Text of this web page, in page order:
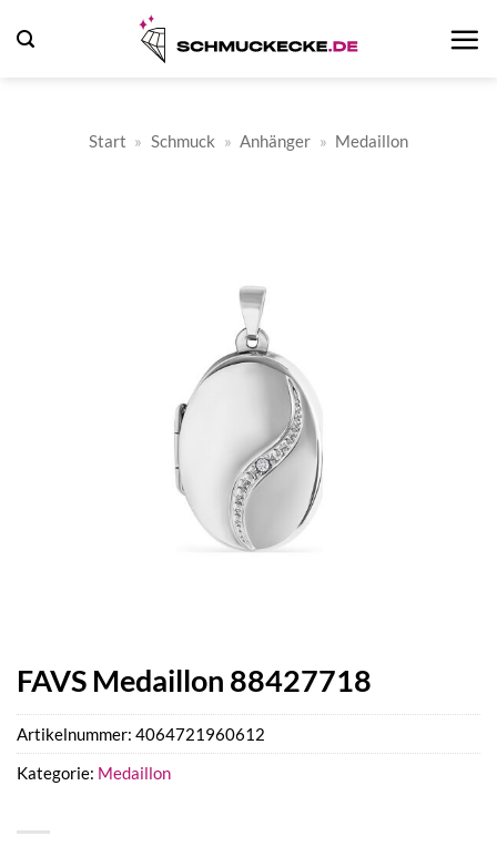
Inhalt
Start » Schmuck » Anhänger » Medaillon
FAVS Medaillon 88427718
Artikelnummer: 4064721960612
Kategorie: Medaillon